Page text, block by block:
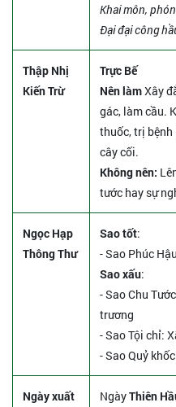
Khai môn,
Đại đại công
Thập Nhị
Kiến Trừ
Trực Bế
Nên làmXây
gác, làm cầu.
thuốc, trị
cây cối.
Không nên:
tước hay sự
Ngọc Hạp
Thông Thư
Sao tốt:
- Sao Phúc
Sao xấu:
- Sao Chu
trương
- Sao Tội chỉ:
- Sao Quỷ
Ngày xuất
NgàyThiên